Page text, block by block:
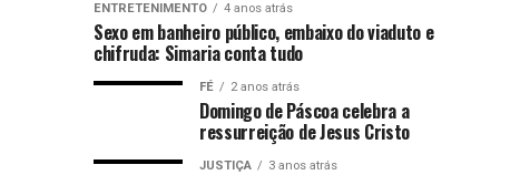
ENTRETENIMENTO 4 anos atrás
Sexo em banheiro público, embaixo do viaduto e
chifruda: Simaria conta tudo
FÉ 2 anos atrás
Domingo de Páscoa celebra a
ressurreição de Jesus Cristo
JUSTIÇA 3 anos atrás